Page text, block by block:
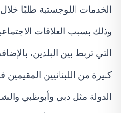
الخدمات اللوجستية طلبًا
وذلك بسبب العلاقات
التي تربط بين البلدين،
كبيرة من اللبنانيين
الدولة مثل دبي وأبوظبي